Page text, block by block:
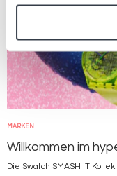
MARKEN
Willkommen im
Die Swatch SMASH IT